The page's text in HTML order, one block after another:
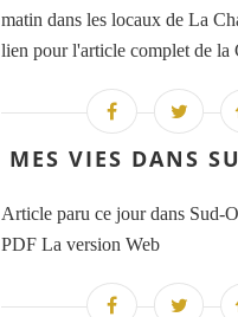
matin dans les locaux de La
lien pour l'article complet de la
MES VIES DANS
Article paru ce jour dans Sud-
PDF La version Web